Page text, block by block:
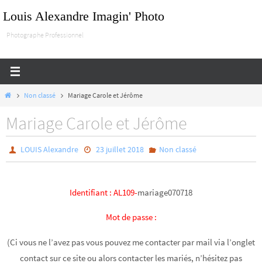
vers
Louis Alexandre Imagin' Photo
Photographe Professionnel
HomeNon classé Mariage Carole et Jérôme
Mariage Carole et Jérôme
LOUIS Alexandre 23 juillet 2018 Non classé
Identifiant : AL109-mariage070718
Mot de passe :
(Ci vous ne l’avez pas vous pouvez me contacter par mail via l’onglet
contact sur ce site ou alors contacter les mariés, n’hésitez pas